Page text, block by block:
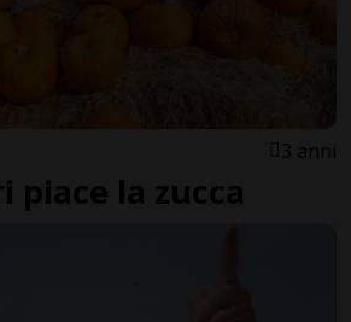
3 anni
piace la zucca